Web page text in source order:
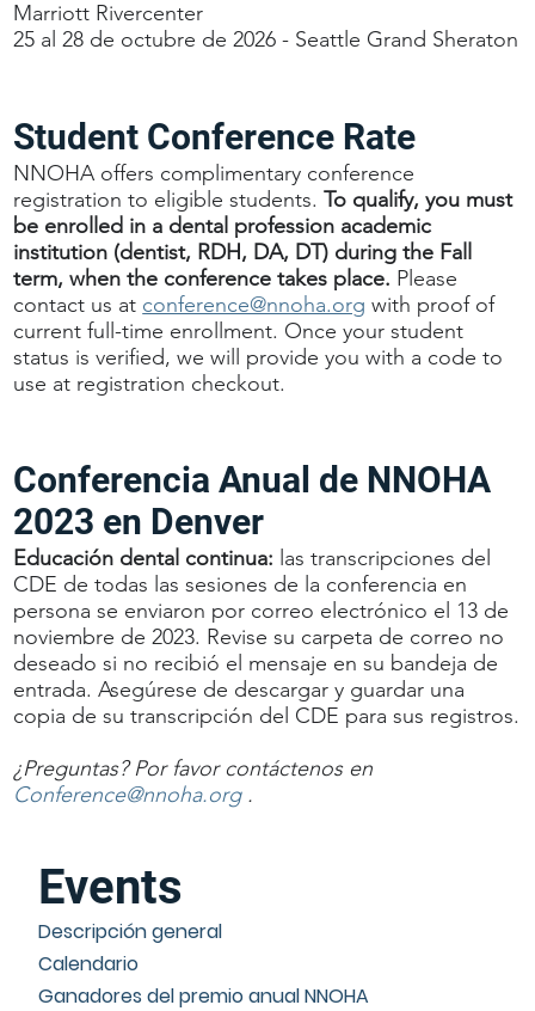
Marriott Rivercenter
25 al 28 de octubre de 2026 - Seattle Grand Sheraton
Student Conference Rate
NNOHA offers complimentary conference
registration to eligible students.To qualify, you must
be enrolled in a dental profession academic
institution (dentist, RDH, DA, DT) during the Fall
term, when the conference takes place. Please
contact us at conference@nnoha.org with proof of
current full-time enrollment. Once your student
status is verified, we will provide you with a code to
use at registration checkout.
Conferencia Anual de NNOHA
2023 en Denver
Educación dental continua: las transcripciones del
CDE de todas las sesiones de la conferencia en
persona se enviaron por correo electrónico el 13 de
noviembre de 2023. Revise su carpeta de correo no
deseado si no recibió el mensaje en su bandeja de
entrada. Asegúrese de descargar y guardar una
copia de su transcripción del CDE para sus registros.
¿Preguntas? Por favor contáctenos en
Conference@nnoha.org .
Events
Descripción general
Calendario
Ganadores del premio anual NNOHA